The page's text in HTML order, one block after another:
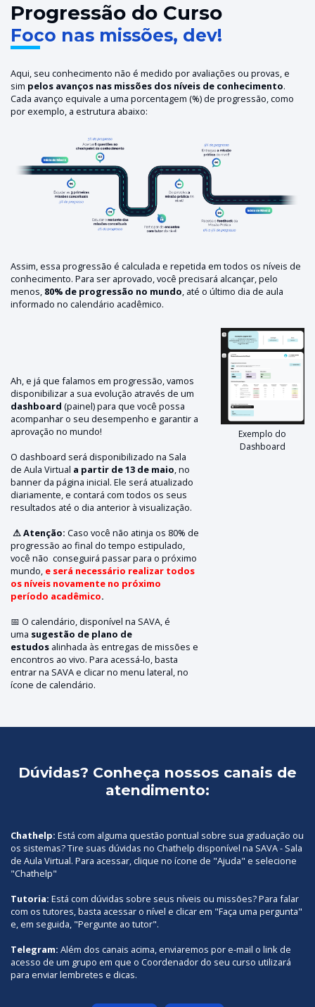
Progressão do Curso
Foco nas missões, dev!
Aqui, seu conhecimento não é medido por avaliações ou provas, e
sim pelos avanços nas missões dos níveis de conhecimento.
Cada avanço equivale a uma porcentagem (%) de progressão, como
por exemplo, a estrutura abaixo:
Assim, essa progressão é calculada e repetida em todos os níveis de
conhecimento. Para ser aprovado, você precisará alcançar, pelo
menos, 80% de progressão no mundo, até o último dia de aula
informado no calendário acadêmico.
Ah, e já que falamos em progressão, vamos
disponibilizar a sua evolução através de um
dashboard (painel) para que você possa
acompanhar o seu desempenho e garantir a
aprovação no mundo!
O dashboard será disponibilizado na Sala
de Aula Virtual a partir de 13 de maio, no
banner da página inicial. Ele será atualizado
diariamente, e contará com todos os seus
resultados até o dia anterior à visualização.
⚠ Atenção: Caso você não atinja os 80% de
progressão ao final do tempo estipulado,
você não conseguirá passar para o próximo
mundo, e será necessário realizar todos
os níveis novamente no próximo
período acadêmico.
📅 O calendário, disponível na SAVA, é
uma sugestão de plano de
estudos alinhada às entregas de missões e
encontros ao vivo. Para acessá-lo, basta
entrar na SAVA e clicar no menu lateral, no
ícone de calendário.
Exemplo do
Dashboard
Dúvidas? Conheça nossos canais de
atendimento:
Chathelp: Está com alguma questão pontual sobre sua graduação ou
os sistemas? Tire suas dúvidas no Chathelp disponível na SAVA - Sala
de Aula Virtual. Para acessar, clique no ícone de "Ajuda" e selecione
"Chathelp"
Tutoria: Está com dúvidas sobre seus níveis ou missões? Para falar
com os tutores, basta acessar o nível e clicar em "Faça uma pergunta"
e, em seguida, "Pergunte ao tutor".
Telegram: Além dos canais acima, enviaremos por e-mail o link de
acesso de um grupo em que o Coordenador do seu curso utilizará
para enviar lembretes e dicas.